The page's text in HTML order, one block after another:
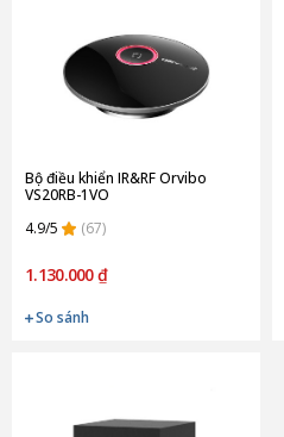
Bộ điều khiển IR&RF Orvibo
VS20RB-1VO
4.9/5
(67)
1.130.000 ₫
So sánh